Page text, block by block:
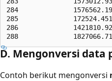
284
285
286
D. Mengonversi
Contoh berikut mengonversi